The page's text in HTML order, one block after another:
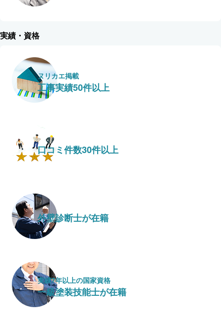
実績・資格
ヌリカエ掲載
工事実績50件以上
口コミ件数30件以上
外壁診断士が在籍
実績7年以上の国家資格
一級塗装技能士が在籍